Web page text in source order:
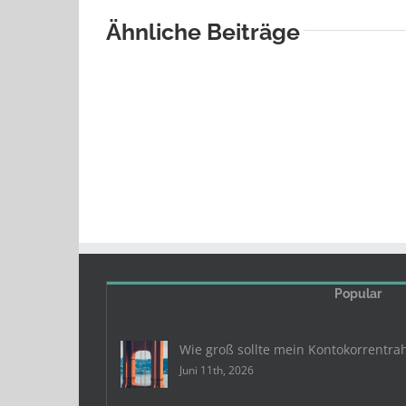
Ähnliche Beiträge
Popular
Wie groß sollte mein
Juni 11th, 2026